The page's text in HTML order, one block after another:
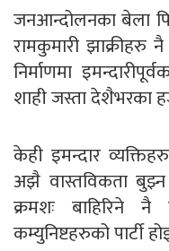
जनआन्दोलनका बेला
रामकुमारी झाक्रीहरु
निर्माणमा
शाही जस्ता देशैभरका
केही इमन्दार
अझै वास्तविकता
क्रमशः बाहिरिने
कम्युनिष्टहरुको पार्टी